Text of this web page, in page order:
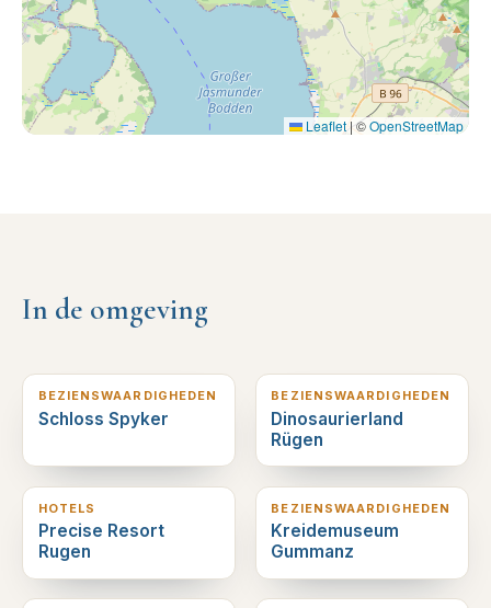
Leaflet |©OpenStreetMap
In de omgeving
BEZIENSWAARDIGHEDEN
Schloss Spyker
BEZIENSWAARDIGHEDEN
Dinosaurierland
Rügen
7 km verderop
HOTELS
Precise Resort
Rugen
7 km verderop
BEZIENSWAARDIGHEDEN
Kreidemuseum
Gummanz
7 km verderop 8 km verderop